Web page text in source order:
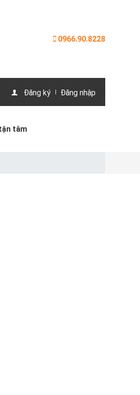
0966.90.8228
Đăng ký Đăng nhập
tâm